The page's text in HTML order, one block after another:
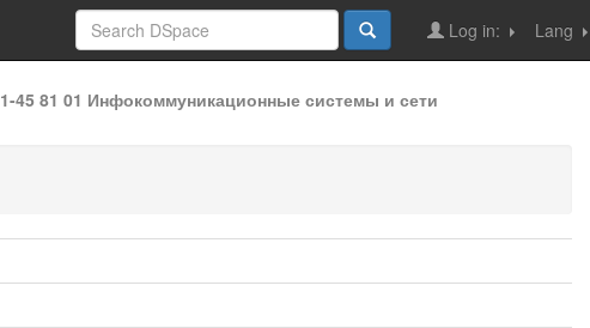
Lang
Log in:
1-45 81 01 Инфокоммуникационные системы и сети